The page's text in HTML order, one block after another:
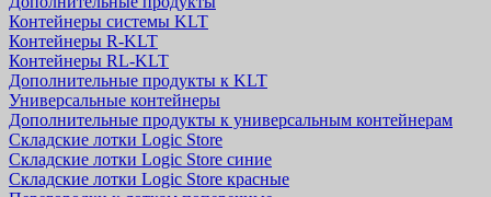
Контейнеры системы KLT
Контейнеры R-KLT
Контейнеры RL-KLT
Дополнительные продукты к KLT
Универсальные контейнеры
Дополнительные продукты к универсальным контейнерам
Складские лотки Logic Store
Складские лотки Logic Store синие
Складские лотки Logic Store красные